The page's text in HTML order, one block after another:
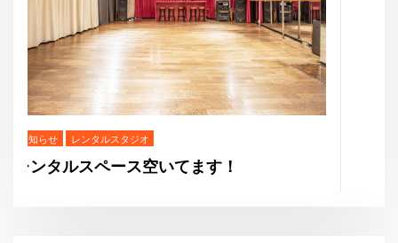
スタジオG-Box
Website:https://gbox-tango.com